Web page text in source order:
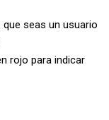
seas un usuario
rojo para indicar